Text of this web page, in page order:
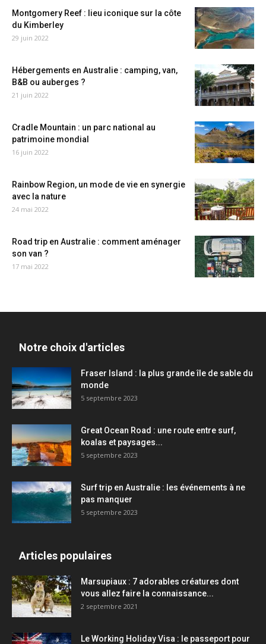
Montgomery Reef : lieu iconique sur la côte
du Kimberley
29 juin 2022
Hébergements en Australie : camping, van,
B&B ou auberges ?
21 juin 2022
Cradle Mountain : un parc national au
patrimoine mondial
16 juin 2022
Rainbow Region, un mode de vie en synergie
avec la nature
24 mai 2022
Road trip en Australie : comment aménager
son van ?
17 mai 2022
Notre choix d'articles
Fraser Island : la plus grande île de sable du
monde
5 septembre 2023
Great Ocean Road : une route entre surf,
koalas et paysages...
5 septembre 2023
Surf trip en Australie : les événements à ne
pas manquer
5 septembre 2023
Articles populaires
Marsupiaux : 7 adorables créatures dont
vous allez faire la connaissance...
2 septembre 2021
Le Working Holiday Visa : le passeport pour